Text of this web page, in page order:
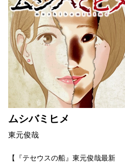
ムシバミヒメ
東元俊哉
【『テセウスの船』東元俊哉最新